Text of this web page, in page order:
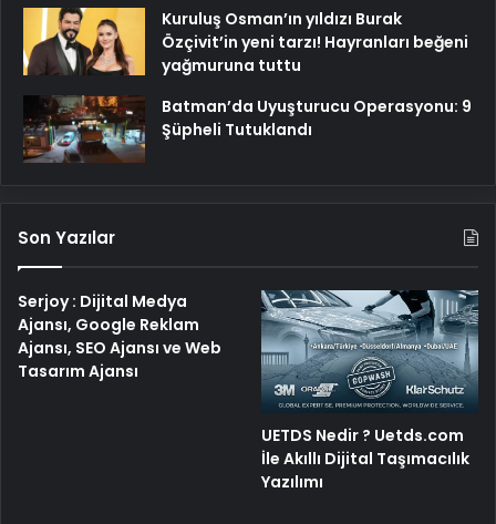
Kuruluş Osman’ın yıldızı Burak
Özçivit’in yeni tarzı! Hayranları beğeni
yağmuruna tuttu
Batman’da Uyuşturucu Operasyonu: 9
Şüpheli Tutuklandı
Son Yazılar
Serjoy : Dijital Medya
Ajansı, Google Reklam
Ajansı, SEO Ajansı ve Web
Tasarım Ajansı
UETDS Nedir ? Uetds.com
İle Akıllı Dijital Taşımacılık
Yazılımı